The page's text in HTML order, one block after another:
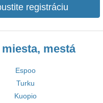
registráciu
miesta, mestá
Espoo
Turku
Kuopio